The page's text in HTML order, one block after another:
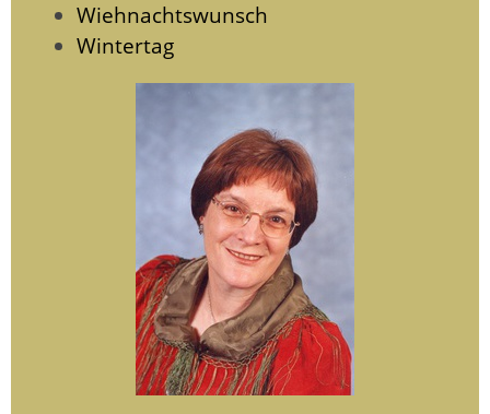
Wiehnachtswunsch
Wintertag